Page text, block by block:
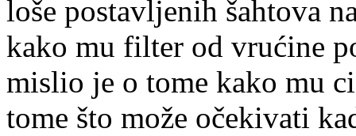
loše postavljenih šahtova
kako mu filter od vrućine
mislio je o tome kako mu
tome što može očekivati